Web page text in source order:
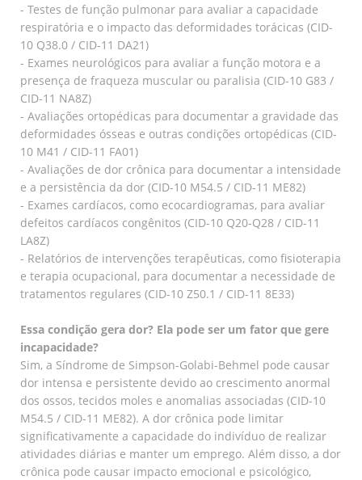
- Testes de função pulmonar para avaliar a capacidade
respiratória e o impacto das deformidades torácicas (CID-
10 Q38.0 / CID-11 DA21)
- Exames neurológicos para avaliar a função motora e a
presença de fraqueza muscular ou paralisia (CID-10 G83 /
CID-11 NA8Z)
- Avaliações ortopédicas para documentar a gravidade das
deformidades ósseas e outras condições ortopédicas (CID-
10 M41 / CID-11 FA01)
- Avaliações de dor crônica para documentar a intensidade
e a persistência da dor (CID-10 M54.5 / CID-11 ME82)
- Exames cardíacos, como ecocardiogramas, para avaliar
defeitos cardíacos congênitos (CID-10 Q20-Q28 / CID-11
LA8Z)
- Relatórios de intervenções terapêuticas, como fisioterapia
e terapia ocupacional, para documentar a necessidade de
tratamentos regulares (CID-10 Z50.1 / CID-11 8E33)
Essa condição gera dor? Ela pode ser um fator que gere
incapacidade?
Sim, a Síndrome de Simpson-Golabi-Behmel pode causar
dor intensa e persistente devido ao crescimento anormal
dos ossos, tecidos moles e anomalias associadas (CID-10
M54.5 / CID-11 ME82). A dor crônica pode limitar
significativamente a capacidade do indivíduo de realizar
atividades diárias e manter um emprego. Além disso, a dor
crônica pode causar impacto emocional e psicológico,